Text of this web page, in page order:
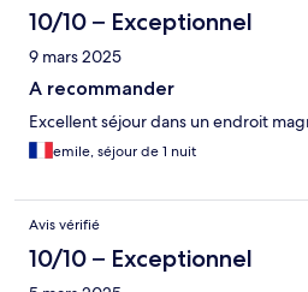
10/10 – Exceptionnel
9 mars 2025
A recommander
Excellent séjour dans un endroit
emile, séjour de 1 nuit
Avis vérifié
10/10 – Exceptionnel